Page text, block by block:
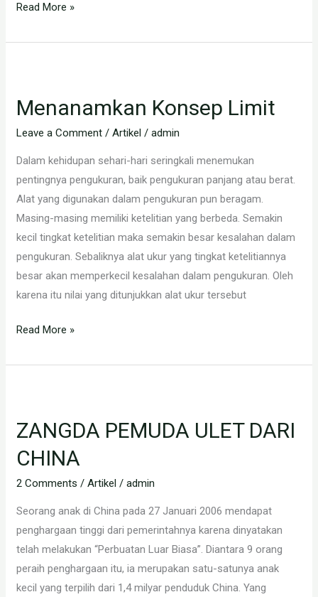
Read More »
Menanamkan Konsep Limit
Leave a Comment /Artikel /admin
Dalam kehidupan sehari-hari seringkali menemukan
pentingnya pengukuran, baik pengukuran panjang atau berat.
Alat yang digunakan dalam pengukuran pun beragam.
Masing-masing memiliki ketelitian yang berbeda. Semakin
kecil tingkat ketelitian maka semakin besar kesalahan dalam
pengukuran. Sebaliknya alat ukur yang tingkat ketelitiannya
besar akan memperkecil kesalahan dalam pengukuran. Oleh
karena itu nilai yang ditunjukkan alat ukur tersebut
Limit
Read More »
ZANGDA PEMUDA ULET DARI
CHINA
2 Comments /Artikel /admin
Seorang anak di China pada 27 Januari 2006 mendapat
penghargaan tinggi dari pemerintahnya karena dinyatakan
telah melakukan “Perbuatan Luar Biasa”. Diantara 9 orang
peraih penghargaan itu, ia merupakan satu-satunya anak
kecil yang terpilih dari 1,4 milyar penduduk China. Yang
ULET
CHINA